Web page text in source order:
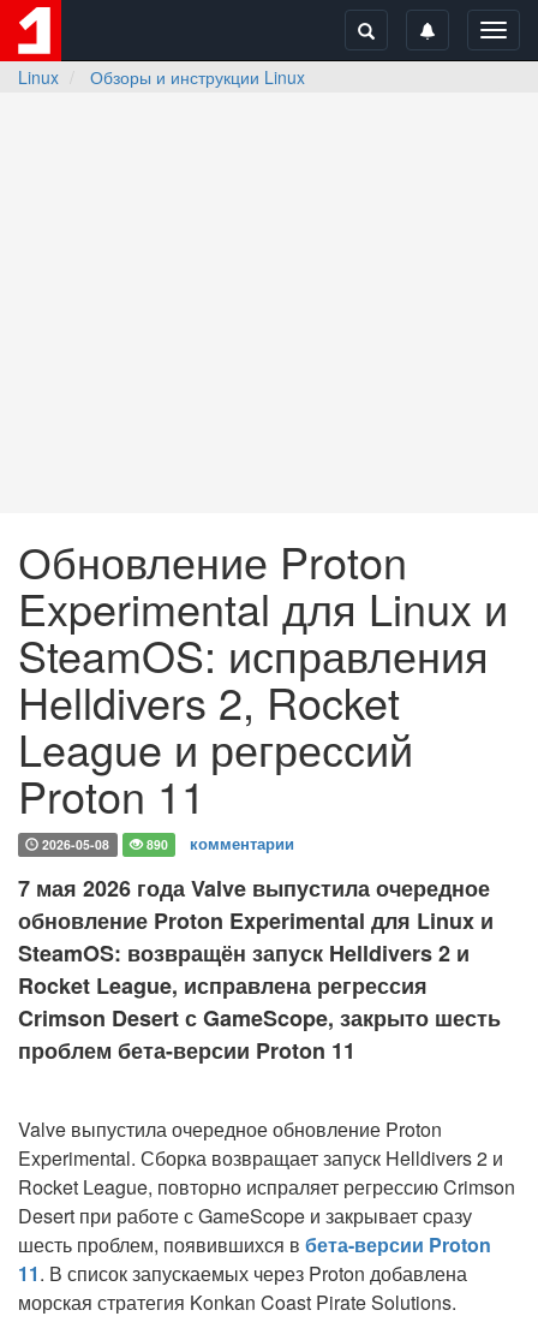
Linux
Обзоры и инструкции Linux
Обновление Proton
Experimental для Linux и
SteamOS: исправления
Helldivers 2, Rocket
League и регрессий
Proton 11
2026-05-08 890 комментарии
7 мая 2026 года Valve выпустила очередное
обновление Proton Experimental для Linux и
SteamOS: возвращён запуск Helldivers 2 и
Rocket League, исправлена регрессия
Crimson Desert с GameScope, закрыто шесть
проблем бета-версии Proton 11
Valve выпустила очередное обновление Proton
Experimental. Сборка возвращает запуск Helldivers 2 и
Rocket League, повторно испраляет регрессию Crimson
Desert при работе с GameScope и закрывает сразу
шесть проблем, появившихся в бета-версии Proton
11. В список запускаемых через Proton добавлена
морская стратегия Konkan Coast Pirate Solutions.